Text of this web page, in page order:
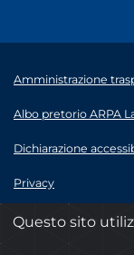
Amministrazione
Albo pretorio ARPA
Dichiarazione
Privacy
Note legali
© 2020 ARPA Lazio -
Questo sito